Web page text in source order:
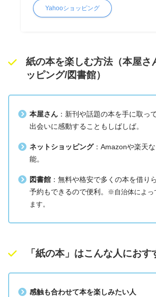
Yahooショッピング
紙の本を楽しむ方法（本屋さ
ッピング/図書館）
本屋さん ：新刊や話題の本を手に取っ
出会いに感動することもしばしば。
ネットショッピング：Amazonや楽天
能。
図書館 ：無料や格安で多くの本を借り
予約もできるので便利。
※ 自治体によっ
ます。
「紙の本」はこんな人におす
感触も合わせて本を楽しみたい人